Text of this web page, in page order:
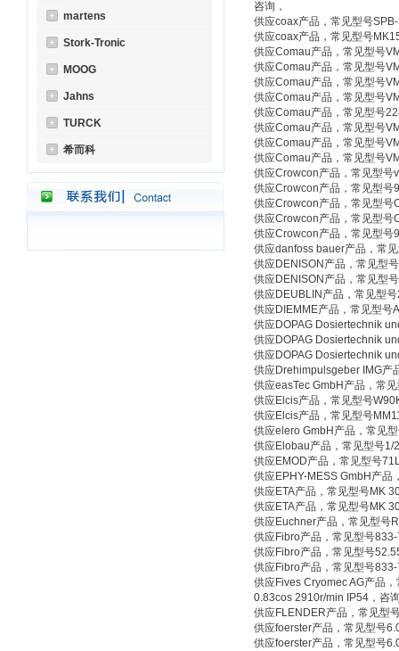
martens
Stork-Tronic
MOOG
Jahns
TURCK
希而科
咨询，
供应coax产品，常见型号
供应coax产品，常见型号
供应Comau产品，常见型号
供应Comau产品，常见型号
供应Comau产品，常见型号
供应Comau产品，常见型号
供应Comau产品，常见型号
供应Comau产品，常见型号
供应Comau产品，常见型号
供应Comau产品，常见型号
供应Crowcon产品，常见型号
供应Crowcon产品，常见型号
供应Crowcon产品，常见型号
供应Crowcon产品，常见型号
供应Crowcon产品，常见型号
供应danfoss bauer产品，常
供应DENISON产品，常见型
供应DENISON产品，常见型
供应DEUBLIN产品，常见型
供应DIEMME产品，常见型号
供应DOPAG Dosiertechnik
供应DOPAG Dosiertechnik
供应DOPAG Dosiertechnik
供应Drehimpulsgeber IMG产
供应easTec GmbH产品，常
供应Elcis产品，常见型号
供应Elcis产品，常见型号
供应elero GmbH产品，常见
供应Elobau产品，常见型号1/
供应EMOD产品，常见型号
供应EPHY-MESS GmbH产
供应ETA产品，常见型号MK
供应ETA产品，常见型号MK
供应Euchner产品，常见型号
供应Fibro产品，常见型号
供应Fibro产品，常见型号
供应Fibro产品，常见型号
供应Fives Cryomec AG产品
0.83cos 2910r/min IP54，咨
供应FLENDER产品，常见型
供应foerster产品，常见型号
供应foerster产品，常见型号